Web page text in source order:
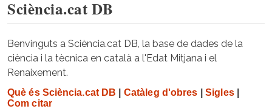
Sciència.cat DB
Benvinguts a Sciència.cat DB, la base de dades de la
ciència i la tècnica en català a l'Edat Mitjana i el
Renaixement.
Què és Sciència.cat DB Catàleg d'obres Sigles|
Com citar